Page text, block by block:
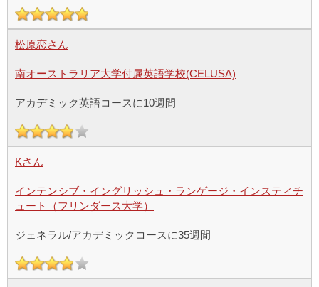
松原恋さん
南オーストラリア大学付属英語学校(CELUSA)
アカデミック英語コースに10週間
Kさん
インテンシブ・イングリッシュ・ランゲージ・インスティチ
ュート（フリンダース大学）
ジェネラル/アカデミックコースに35週間